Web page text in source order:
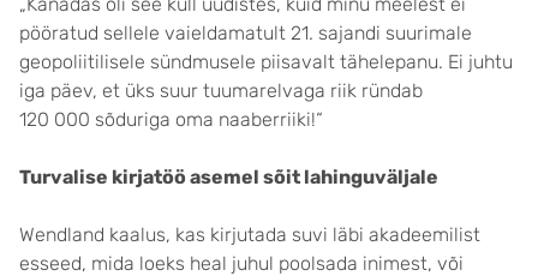
pööratud sellele vaieldamatult 21. sajandi suurimale
geopoliitilisele sündmusele piisavalt tähelepanu. Ei juhtu
iga päev, et üks suur tuumarelvaga riik ründab
120 000 sõduriga oma naaberriiki!“
Turvalise kirjatöö asemel sõit lahinguväljale
Wendland kaalus, kas kirjutada suvi läbi akadeemilist
esseed, mida loeks heal juhul poolsada inimest, või